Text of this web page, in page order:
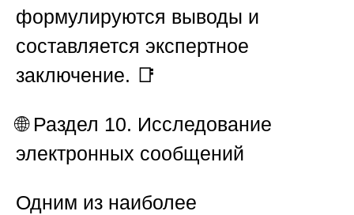
формулируются выводы и
составляется экспертное
заключение. 📑
🌐 Раздел 10. Исследование
электронных сообщений
Одним из наиболее